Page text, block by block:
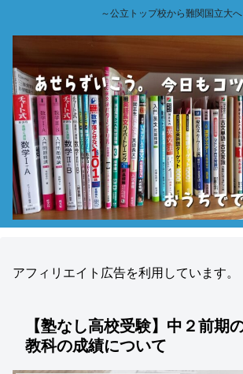
～公立トップ校から難関国立大へ
アフィリエイト広告を利用しています。
【塾なし高校受験】中２前期
教科の成績について